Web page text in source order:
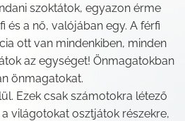
szoktátok, egyazon érme
és a nő, valójában egy. A férfi
ott van mindenkiben, minden
az egységet! Önmagatokban
önmagatokat.
Ezek csak számotokra létező
világotokat osztjátok részekre,